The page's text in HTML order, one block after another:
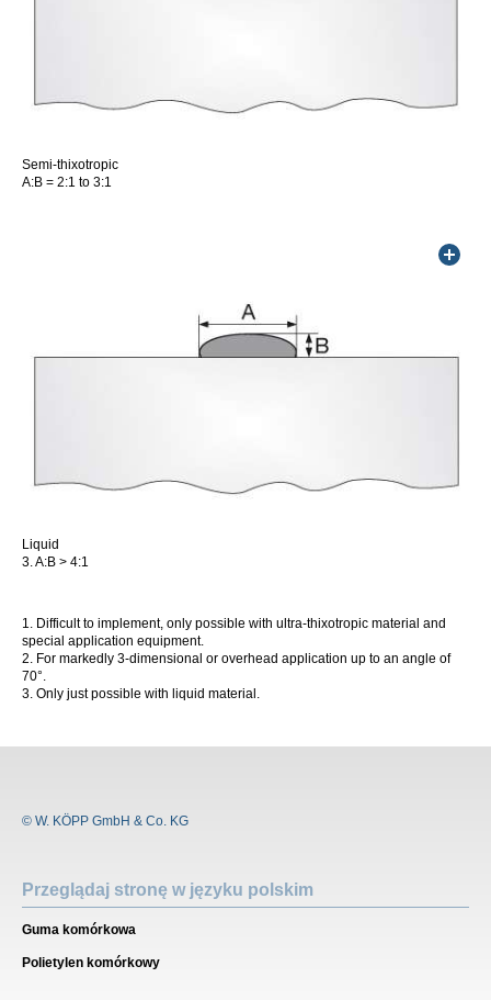
Semi-thixotropic
A:B = 2:1 to 3:1
Liquid
3.A:B > 4:1
1. Difficult to implement, only possible with ultra-thixotropic material and
special application equipment.
2. For markedly 3-dimensional or overhead application up to an angle of
70°.
3. Only just possible with liquid material.
© W. KÖPP GmbH & Co. KG
Przeglądaj stronę w języku polskim
Guma komórkowa
Polietylen komórkowy